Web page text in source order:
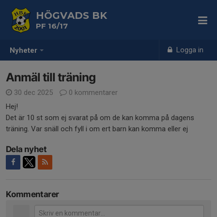
Nyheter Logga in
HÖGVADS BK
PF 16/17
Anmäl till träning
30 dec 2025
0 kommentarer
Hej!
Det är 10 st som ej svarat på om de kan komma på dagens
träning. Var snäll och fyll i om ert barn kan komma eller ej
Dela nyhet
Kommentarer